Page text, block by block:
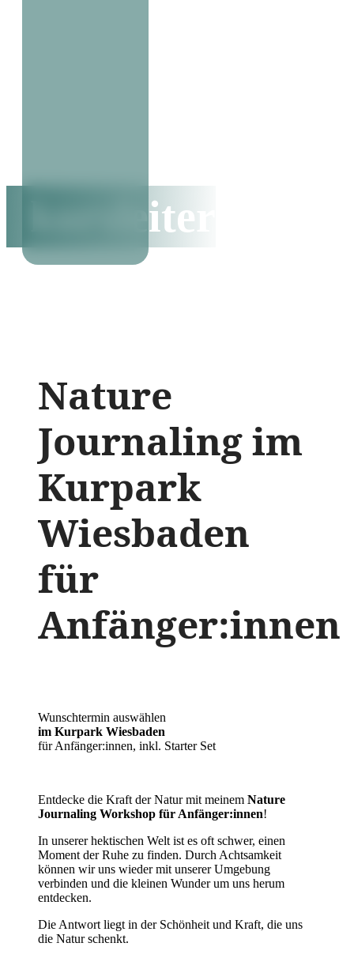
kursleiter
Nature
Journaling im
Kurpark
Wiesbaden
für
Anfänger:innen
Wunschtermin auswählen
im Kurpark Wiesbaden
für Anfänger:innen, inkl. Starter Set
Entdecke die Kraft der Natur mit meinem Nature
Journaling Workshop für Anfänger:innen!
In unserer hektischen Welt ist es oft schwer, einen
Moment der Ruhe zu finden. Durch Achtsamkeit
können wir uns wieder mit unserer Umgebung
verbinden und die kleinen Wunder um uns herum
entdecken.
Die Antwort liegt in der Schönheit und Kraft, die uns
die Natur schenkt.